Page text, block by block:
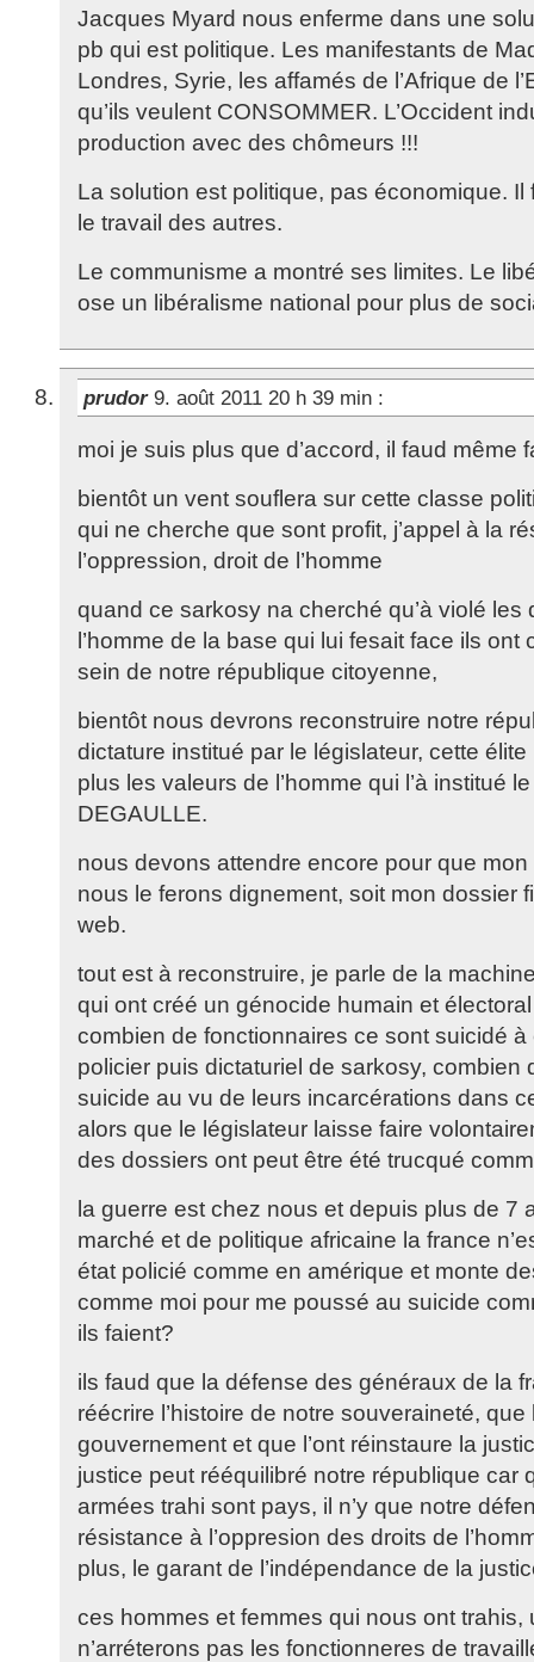
Jacques Myard nous enferme dans une
pb qui est politique. Les manifestants de
Londres, Syrie, les affamés de l’Afrique de
qu’ils veulent CONSOMMER. L’Occident
production avec des chômeurs !!!
La solution est politique, pas économique. Il
le travail des autres.
Le communisme a montré ses limites. Le
ose un libéralisme national pour plus de
prudor 9. août 2011 20 h 39 min :
moi je suis plus que d’accord, il faud même
bientôt un vent souflera sur cette classe
qui ne cherche que sont profit, j’appel à la
l’oppression, droit de l’homme
quand ce sarkosy na cherché qu’à violé les
l’homme de la base qui lui fesait face ils
sein de notre république citoyenne,
bientôt nous devrons reconstruire notre
dictature institué par le législateur, cette élite
plus les valeurs de l’homme qui l’à institué
DEGAULLE.
nous devons attendre encore pour que
nous le ferons dignement, soit mon dossier
web.
tout est à reconstruire, je parle de la
qui ont créé un génocide humain et
combien de fonctionnaires ce sont suicidé
policier puis dictaturiel de sarkosy, combien
suicide au vu de leurs incarcérations dans
alors que le législateur laisse faire
des dossiers ont peut être été trucqué
la guerre est chez nous et depuis plus de 7
marché et de politique africaine la france
état policié comme en amérique et monte
comme moi pour me poussé au suicide
ils faient?
ils faud que la défense des généraux de la
réécrire l’histoire de notre souveraineté, que
gouvernement et que l’ont réinstaure la
justice peut rééquilibré notre république car
armées trahi sont pays, il n’y que notre
résistance à l’oppresion des droits de
plus, le garant de l’indépendance de la
ces hommes et femmes qui nous ont trahis,
n’arréterons pas les fonctionneres de